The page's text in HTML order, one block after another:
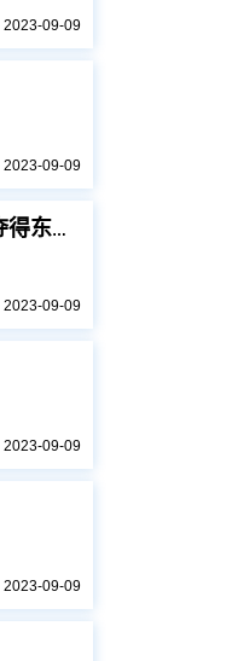
2023-09-09
2023-09-09
早财经丨证监会：研究出台更多务实、管用的政策举措；摩洛哥发生6.9级地震；U15国足夺得东亚杯冠军
2023-09-09
2023-09-09
2023-09-09